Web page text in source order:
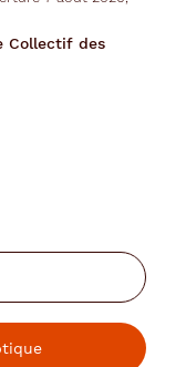
Collectif des